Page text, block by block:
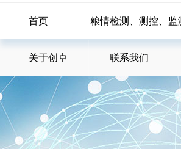
首页 粮情检测、测控、监
关于创卓 联系我们